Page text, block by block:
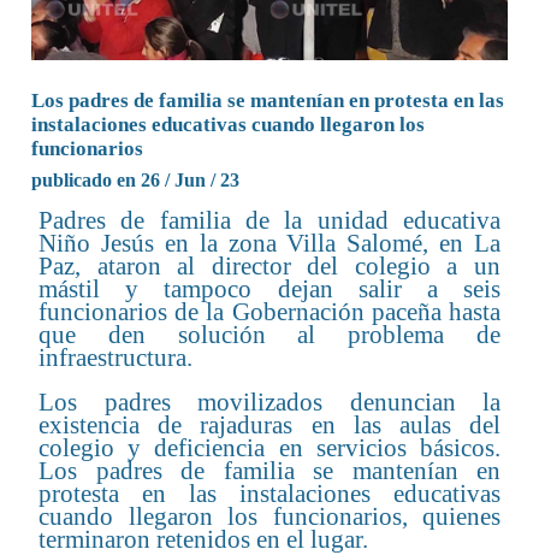
Los padres de familia se mantenían en protesta en las
instalaciones educativas cuando llegaron los
funcionarios
publicado en 26 / Jun / 23
Padres de familia de la unidad educativa
Niño Jesús en la zona Villa Salomé, en La
Paz, ataron al director del colegio a un
mástil y tampoco dejan salir a seis
funcionarios de la Gobernación paceña hasta
que den solución al problema de
infraestructura.
Los padres movilizados denuncian la
existencia de rajaduras en las aulas del
colegio y deficiencia en servicios básicos.
Los padres de familia se mantenían en
protesta en las instalaciones educativas
cuando llegaron los funcionarios, quienes
terminaron retenidos en el lugar.